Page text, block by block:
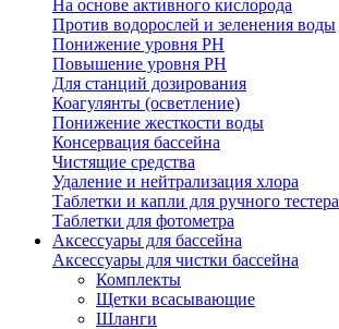
На основе активного кислорода
Против водорослей и зеленения воды
Понижение уровня РН
Повышение уровня РН
Для станций дозирования
Коагулянты (осветление)
Понижение жесткости воды
Консервация бассейна
Чистящие средства
Удаление и нейтрализация хлора
Таблетки и капли для ручного тестера
Таблетки для фотометра
Аксессуары для бассейна
Аксессуары для чистки бассейна
Комплекты
Щетки всасывающие
Шланги